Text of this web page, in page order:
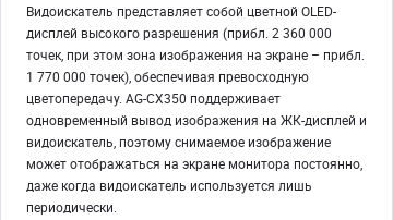
Видоискатель представляет собой цветной OLED-
дисплей высокого разрешения (прибл. 2 360 000
точек, при этом зона изображения на экране – прибл.
1 770 000 точек), обеспечивая превосходную
цветопередачу. AG-CX350 поддерживает
одновременный вывод изображения на ЖК-дисплей и
видоискатель, поэтому снимаемое изображение
может отображаться на экране монитора постоянно,
даже когда видоискатель используется лишь
периодически.